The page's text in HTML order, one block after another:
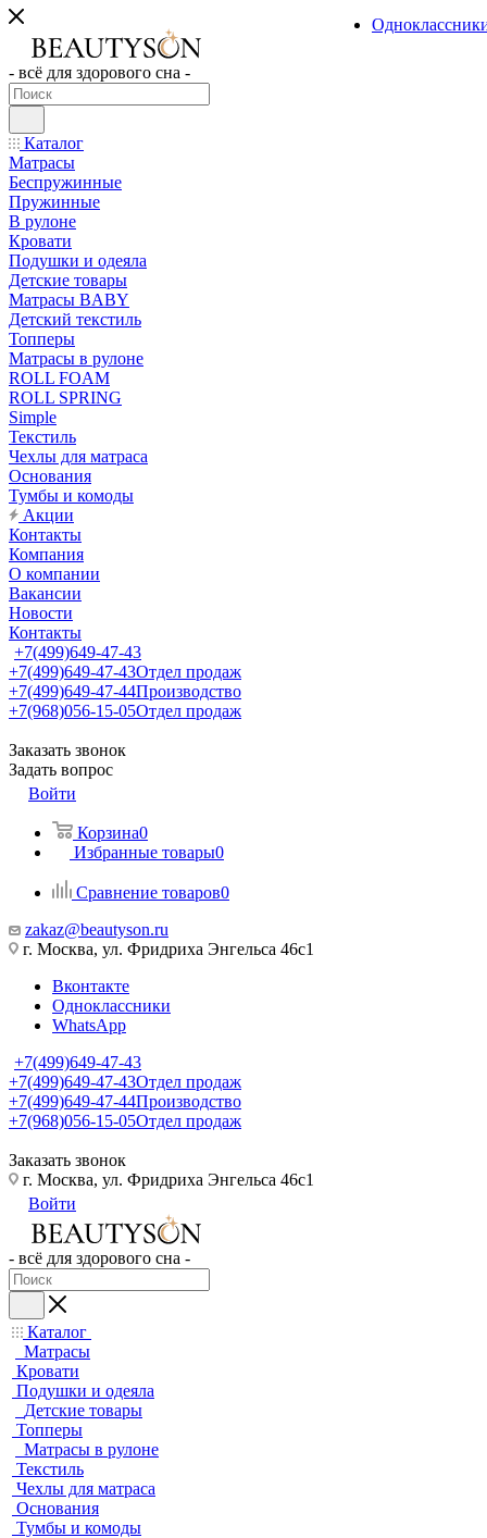
- всё для здорового сна -
Каталог
Матрасы
Беспружинные
Пружинные
В рулоне
Кровати
Подушки и одеяла
Детские товары
Матрасы BABY
Детский текстиль
Топперы
Матрасы в рулоне
ROLL FOAM
ROLL SPRING
Simple
Текстиль
Чехлы для матраса
Основания
Тумбы и комоды
Акции
Контакты
Компания
О компании
Вакансии
Новости
Контакты
+7(499)649-47-43
+7(499)649-47-43Отдел продаж
+7(499)649-47-44Производство
+7(968)056-15-05Отдел продаж
Заказать звонок
Задать вопрос
Войти
Корзина0
Избранные товары0
Сравнение товаров0
zakaz@beautyson.ru
г. Москва, ул. Фридриха Энгельса 46с1
Вконтакте
Одноклассники
WhatsApp
+7(499)649-47-43
+7(499)649-47-43Отдел продаж
+7(499)649-47-44Производство
+7(968)056-15-05Отдел продаж
Заказать звонок
г. Москва, ул. Фридриха Энгельса 46с1
Войти
- всё для здорового сна -
Каталог
Матрасы
Кровати
Подушки и одеяла
Детские товары
Топперы
Матрасы в рулоне
Текстиль
Чехлы для матраса
Основания
Тумбы и комоды